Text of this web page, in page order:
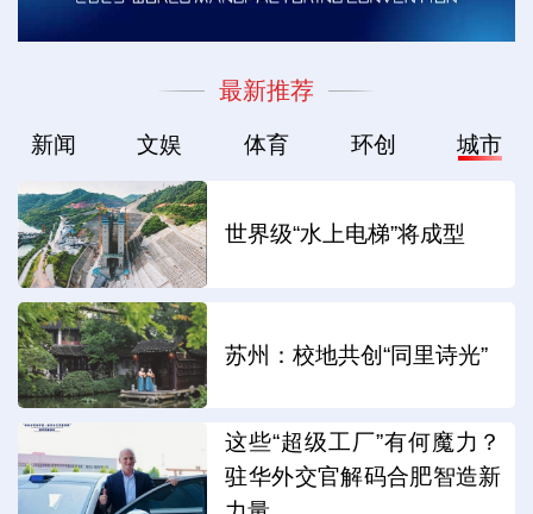
最新推荐
新闻 文娱 体育 环创 城市
世界级“水上电梯”将成型
苏州：校地共创“同里诗光”
这些“超级工厂”有何魔力？
驻华外交官解码合肥智造新